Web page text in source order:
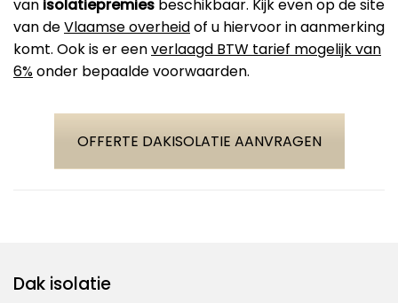
van isolatiepremies beschikbaar. Kijk even op de site
van deVlaamse overheidof u hiervoor in aanmerking
komt. Ook is er eenverlaagd BTW tarief mogelijk van
6%onder bepaalde voorwaarden.
OFFERTE DAKISOLATIE AANVRAGEN
Dak isolatie